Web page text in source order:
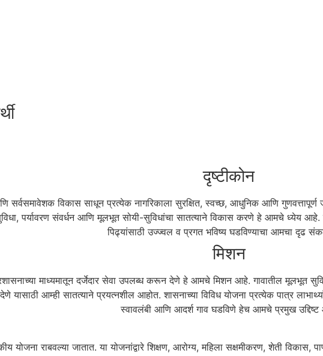
दृष्टीकोन
सर्वसमावेशक विकास साधून प्रत्येक नागरिकाला सुरक्षित, स्वच्छ, आधुनिक आणि
पर्यावरण संवर्धन आणि मूलभूत सोयी-सुविधांचा सातत्याने विकास करणे हे आमचे ध्येय आहे.
पिढ्यांसाठी उज्ज्वल व प्रगत भविष्य घडविण्याचा आमचा दृढ
मिशन
माध्यमातून दर्जेदार सेवा उपलब्ध करून देणे हे आमचे मिशन आहे. गावातील मूलभूत
यासाठी आम्ही सातत्याने प्रयत्नशील आहोत. शासनाच्या विविध योजना प्रत्येक पात्र
स्वावलंबी आणि आदर्श गाव घडविणे हेच आमचे प्रमुख
योजना राबवल्या जातात. या योजनांद्वारे शिक्षण, आरोग्य, महिला सक्षमीकरण, शेती विकास,